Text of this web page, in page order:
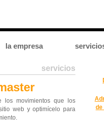
la empresa
servicios
los movimientos que los
web y optimícelo para
de